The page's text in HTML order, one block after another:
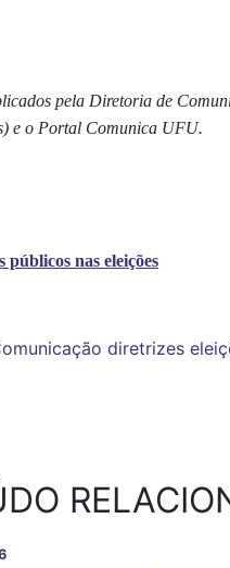
pela Diretoria de
e o Portal Comunica UFU.
nas eleições
diretrizes